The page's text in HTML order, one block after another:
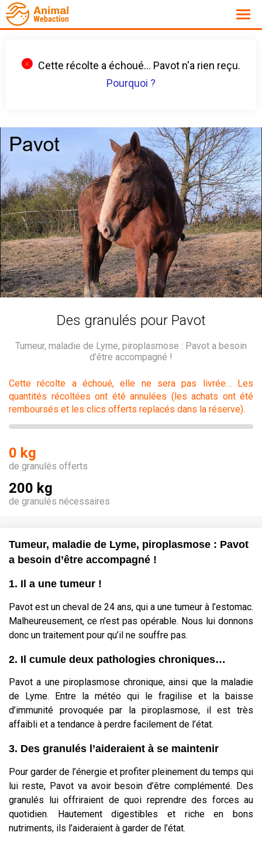
Cette récolte a échoué... Pavot n'a rien reçu.
Pourquoi ?
Des granulés pour Pavot
Tumeur, maladie de Lyme, piroplasmose : Pavot a besoin
d’être accompagné !
Cette récolte a échoué, elle ne sera pas livrée… Les
quantités récoltées ont été annulées (les achats ont été
remboursés et les clics offerts replacés dans la réserve).
0 kg
de granulés offerts
200 kg
de granulés nécessaires
Tumeur, maladie de Lyme, piroplasmose : Pavot
a besoin d’être accompagné !
1. Il a une tumeur !
Pavot est un cheval de 24 ans, qui a une tumeur à l’estomac.
Malheureusement, ce n’est pas opérable. Nous lui donnons
donc un traitement pour qu’il ne souffre pas.
2. Il cumule deux pathologies chroniques…
Pavot a une piroplasmose chronique, ainsi que la maladie
de Lyme. Entre la météo qui le fragilise et la baisse
d’immunité provoquée par la piroplasmose, il est très
affaibli et a tendance à perdre facilement de l’état.
3. Des granulés l’aideraient à se maintenir
Pour garder de l’énergie et profiter pleinement du temps qui
lui reste, Pavot va avoir besoin d’être complémenté. Des
granulés lui offriraient de quoi reprendre des forces au
quotidien. Hautement digestibles et riche en bons
nutriments, ils l’aideraient à garder de l’état.